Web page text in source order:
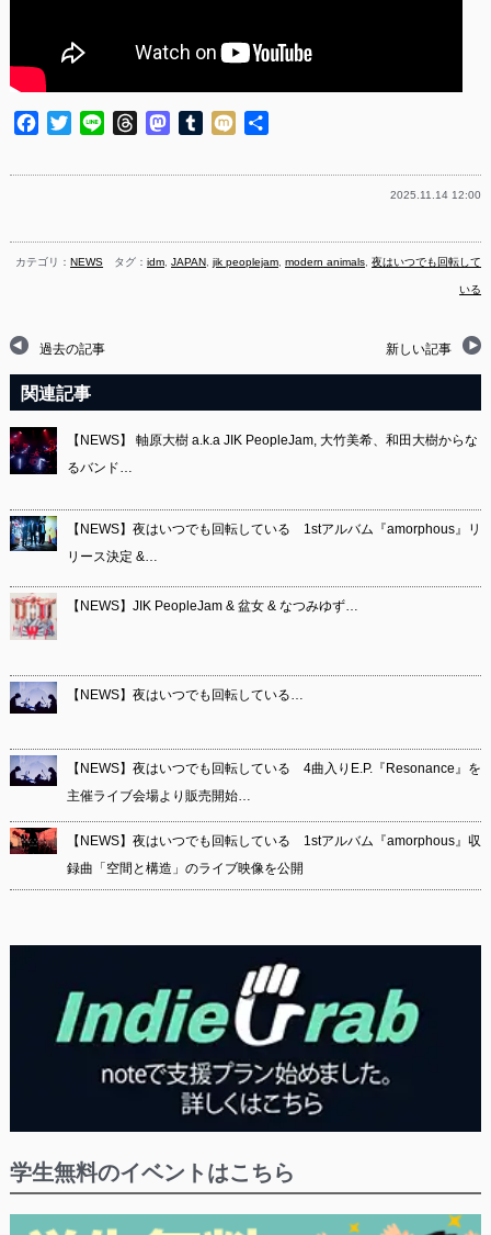
Facebook
TwitterLine ThreadsMastodon
Tumblr
Mixi
2025.11.14 12:00
カテゴリ：NEWS タグ：idm ,JAPAN ,jik peoplejam ,modern animals ,夜はいつでも回転して
いる
過去の記事 新しい記事
関連記事
【NEWS】 軸原大樹 a.k.a JIK PeopleJam, 大竹美希、和田大樹からな
るバンド…
【NEWS】夜はいつでも回転している 1stアルバム『amorphous』リ
リース決定 &…
【NEWS】JIK PeopleJam & 盆女 & なつみゆず…
【NEWS】夜はいつでも回転している…
【NEWS】夜はいつでも回転している 4曲入りE.P.『Resonance』を
主催ライブ会場より販売開始…
【NEWS】夜はいつでも回転している 1stアルバム『amorphous』収
録曲「空間と構造」のライブ映像を公開
学生無料のイベントはこちら